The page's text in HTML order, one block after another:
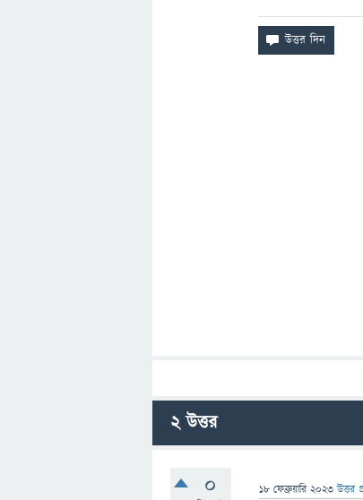
2উত্তর
0 18 ফেব্রুয়ারি 2023 উত্তর